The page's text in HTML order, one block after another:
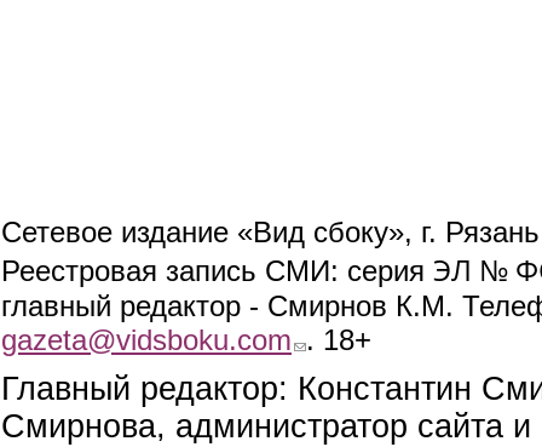
Сетевое издание «Вид сбоку», г.
Реестровая запись СМИ: серия ЭЛ №
главный редактор - Смирнов К.М.
gazeta@vidsboku.com (link sends e-mail)
. 18+
Главный редактор: Константин
Смирнова, администратор сайта